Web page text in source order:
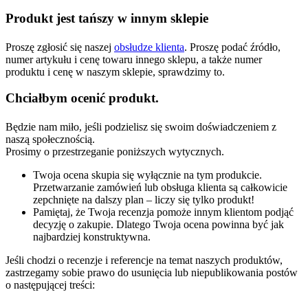
Produkt jest tańszy w innym sklepie
Proszę zgłosić się naszej obsłudze klienta. Proszę podać źródło,
numer artykułu i cenę towaru innego sklepu, a także numer
produktu i cenę w naszym sklepie, sprawdzimy to.
Chciałbym ocenić produkt.
Będzie nam miło, jeśli podzielisz się swoim doświadczeniem z
naszą społecznością.
Prosimy o przestrzeganie poniższych wytycznych.
Twoja ocena skupia się wyłącznie na tym produkcie.
Przetwarzanie zamówień lub obsługa klienta są całkowicie
zepchnięte na dalszy plan – liczy się tylko produkt!
Pamiętaj, że Twoja recenzja pomoże innym klientom podjąć
decyzję o zakupie. Dlatego Twoja ocena powinna być jak
najbardziej konstruktywna.
Jeśli chodzi o recenzje i referencje na temat naszych produktów,
zastrzegamy sobie prawo do usunięcia lub niepublikowania postów
o następującej treści: